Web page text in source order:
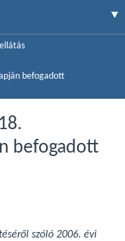
befogadott
befogadott
szóló 2006. évi